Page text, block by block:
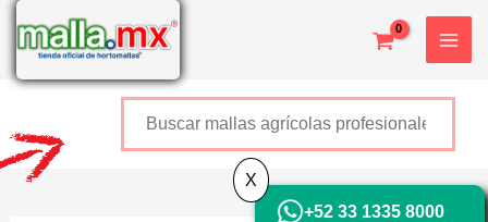
contenido
X
+52 800 726 2552
+52 33 1335 8000
X